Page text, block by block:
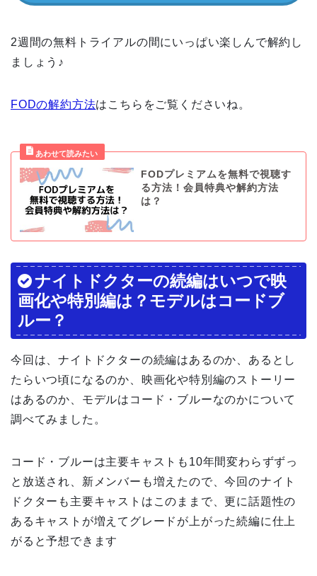
2週間の無料トライアルの間にいっぱい楽しんで解約し
ましょう♪
FODの解約方法はこちらをご覧くださいね。
FODプレミアムを無料で視聴す
る方法！会員特典や解約方法
は？
ナイトドクターの続編はいつで映
画化や特別編は？モデルはコードブ
ルー？
今回は、ナイトドクターの続編はあるのか、あるとし
たらいつ頃になるのか、映画化や特別編のストーリー
はあるのか、モデルはコード・ブルーなのかについて
調べてみました。
コード・ブルーは主要キャストも10年間変わらずずっ
と放送され、新メンバーも増えたので、今回のナイト
ドクターも主要キャストはこのままで、更に話題性の
あるキャストが増えてグレードが上がった続編に仕上
がると予想できます